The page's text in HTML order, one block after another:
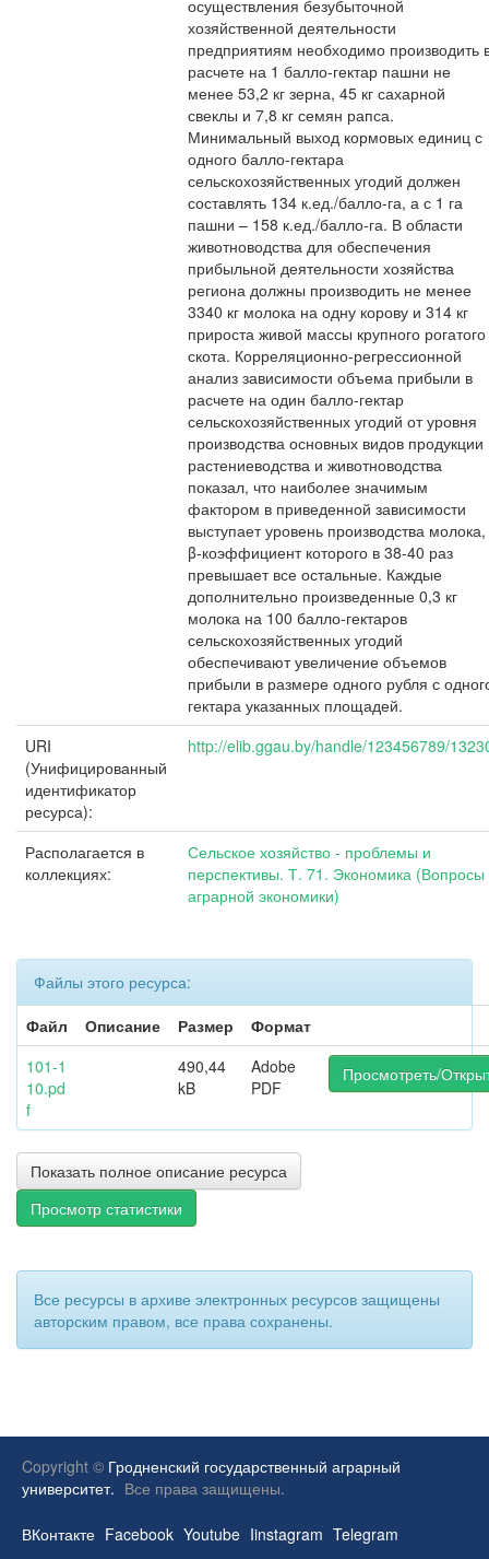
осуществления безубыточной
хозяйственной деятельности
предприятиям необходимо производить
расчете на 1 балло-гектар пашни не
менее 53,2 кг зерна, 45 кг сахарной
свеклы и 7,8 кг семян рапса.
Минимальный выход кормовых единиц с
одного балло-гектара
сельскохозяйственных угодий должен
составлять 134 к.ед./балло-га, а с 1 га
пашни – 158 к.ед./балло-га. В области
животноводства для обеспечения
прибыльной деятельности хозяйства
региона должны производить не менее
3340 кг молока на одну корову и 314 кг
прироста живой массы крупного рогатого
скота. Корреляционно-регрессионной
анализ зависимости объема прибыли в
расчете на один балло-гектар
сельскохозяйственных угодий от уровня
производства основных видов продукции
растениеводства и животноводства
показал, что наиболее значимым
фактором в приведенной зависимости
выступает уровень производства молока,
β-коэффициент которого в 38-40 раз
превышает все остальные. Каждые
дополнительно произведенные 0,3 кг
молока на 100 балло-гектаров
сельскохозяйственных угодий
обеспечивают увеличение объемов
прибыли в размере одного рубля с
гектара указанных площадей.
URI
(Унифицированный
идентификатор
ресурса):
http://elib.ggau.by/handle/123456789/
Располагается в
коллекциях:
Сельское хозяйство - проблемы и
перспективы. Т. 71. Экономика (Вопросы
аграрной экономики)
Файлы этого ресурса:
Файл
Описание Размер
Формат
101-1
10.pd
f
490,44
kB
Adobe
PDF
Просмотреть/
Показать полное описание ресурса
Просмотр статистики
Все ресурсы в архиве электронных ресурсов защищены
авторским правом, все права сохранены.
Copyright © Гродненский государственный аграрный
университет. Все права защищены.
ВКонтакте Facebook Youtube Iinstagram Telegram